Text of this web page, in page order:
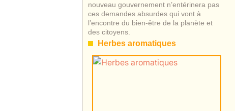
nouveau gouvernement n’entérinera pas
ces demandes absurdes qui vont à
l’encontre du bien-être de la planète et
des citoyens.
Herbes aromatiques